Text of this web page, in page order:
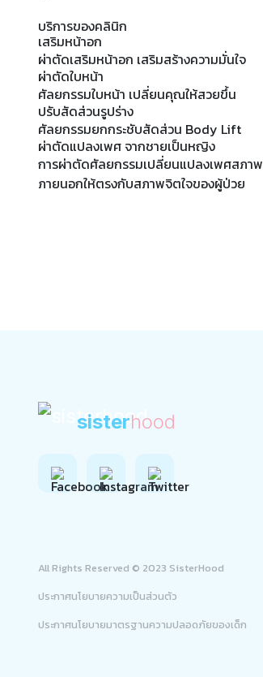
บริการของคลินิก
เสริมหน้าอก
ผ่าตัดเสริมหน้าอก เสริมสร้างความมั่นใจ
ผ่าตัดใบหน้า
ศัลยกรรมใบหน้า เปลี่ยนคุณให้สวยขึ้น
ปรับสัดส่วนรูปร่าง
ศัลยกรรมยกกระชับสัดส่วน Body Lift
ผ่าตัดแปลงเพศ จากชายเป็นหญิง
การผ่าตัดศัลยกรรมเปลี่ยนแปลงเพศสภาพ
ภายนอกให้ตรงกับสภาพจิตใจของผู้ป่วย
sisterhood
All Rights Reserved © 2023 SisterHood
ประกาศนโยบายความเป็นส่วนตัว
ประกาศนโยบายมาตรฐานความปลอดภัยของเด็ก